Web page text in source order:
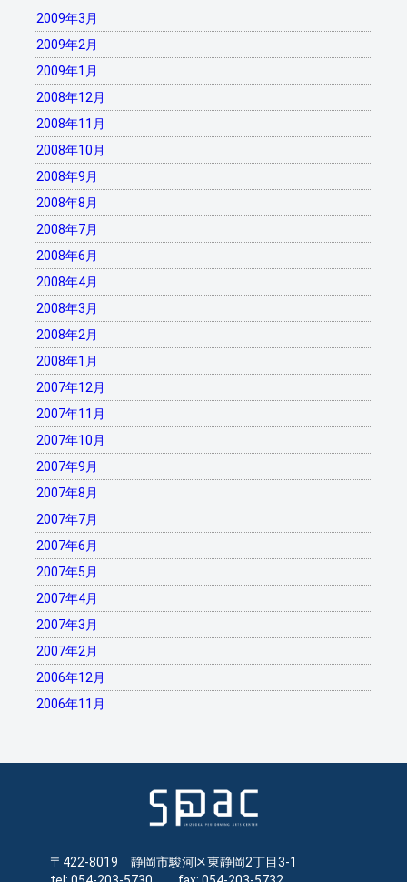
2009年3月
2009年2月
2009年1月
2008年12月
2008年11月
2008年10月
2008年9月
2008年8月
2008年7月
2008年6月
2008年4月
2008年3月
2008年2月
2008年1月
2007年12月
2007年11月
2007年10月
2007年9月
2007年8月
2007年7月
2007年6月
2007年5月
2007年4月
2007年3月
2007年2月
2006年12月
2006年11月
〒422-8019 静岡市駿河区東静岡2丁目3-1